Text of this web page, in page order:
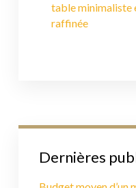
table minimaliste
raffinée
Dernières